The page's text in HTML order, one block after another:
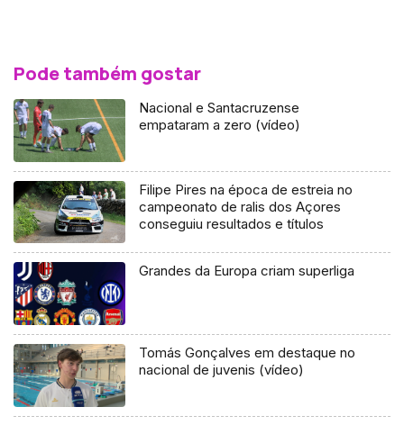
Pode também gostar
Nacional e Santacruzense
empataram a zero (vídeo)
Filipe Pires na época de estreia no
campeonato de ralis dos Açores
conseguiu resultados e títulos
Grandes da Europa criam superliga
Tomás Gonçalves em destaque no
nacional de juvenis (vídeo)